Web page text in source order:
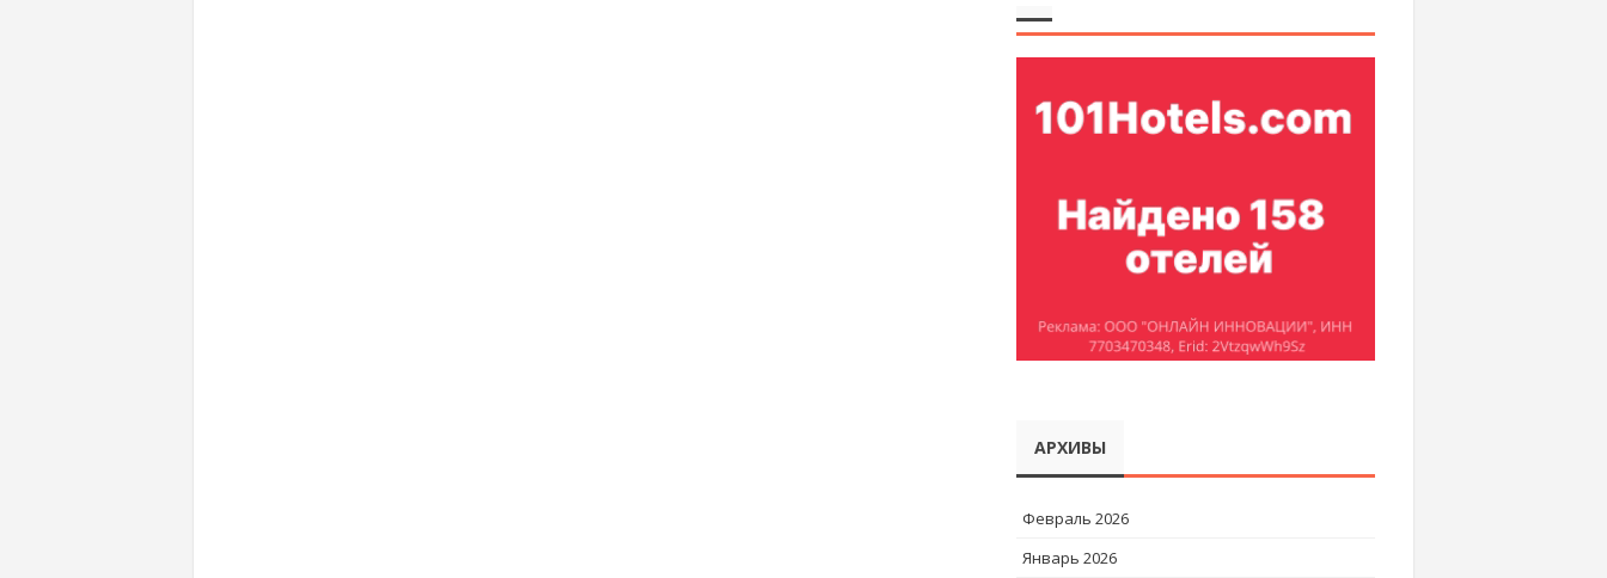
АРХИВЫ
Февраль 2026
Январь 2026